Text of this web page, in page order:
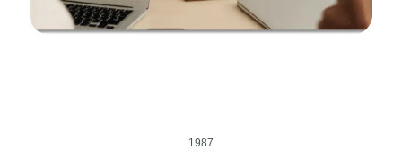
1987